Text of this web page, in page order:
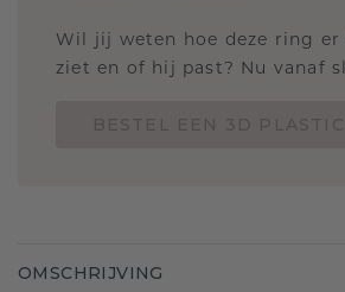
Wil jij weten hoe deze ring
ziet en of hij past? Nu vanaf
OMSCHRIJVING